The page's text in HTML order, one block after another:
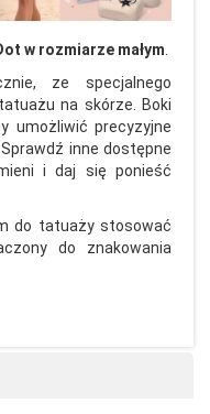
w rozmiarze małym.
ze specjalnego
na skórze. Boki
umożliwić precyzyjne
inne dostępne
i daj się ponieść
do tatuaży stosować
do znakowania